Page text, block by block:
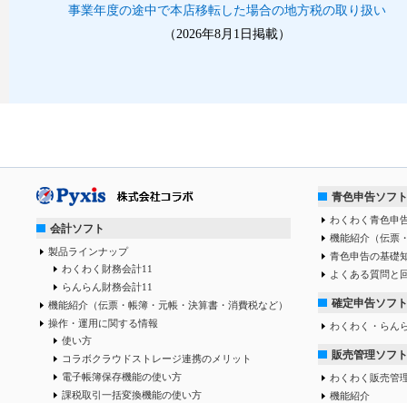
事業年度の途中で本店移転した場合の地方税の取り扱い
（2026年8月1日掲載）
会計ソフト
製品ラインナップ
わくわく財務会計11
らんらん財務会計11
機能紹介（伝票・帳簿・元帳・決算書・消費税など）
操作・運用に関する情報
使い方
コラボクラウドストレージ連携のメリット
電子帳簿保存機能の使い方
課税取引一括変換機能の使い方
青色申告ソフト
わくわく青色申
機能紹介（伝票
青色申告の基礎
よくある質問と
確定申告ソフト
わくわく・らん
販売管理ソフト
わくわく販売管
機能紹介